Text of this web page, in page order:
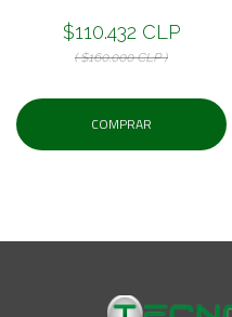
$110.432 CLP
( $160.000 CLP )
COMPRAR